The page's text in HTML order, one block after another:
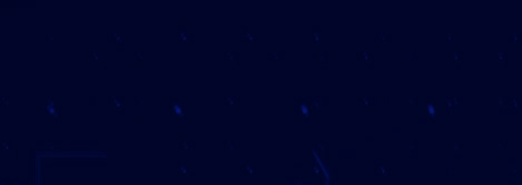
mungojë zilja e mëngjesit kur…